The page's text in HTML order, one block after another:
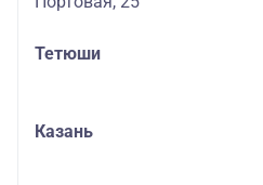
Тетюши
Казань